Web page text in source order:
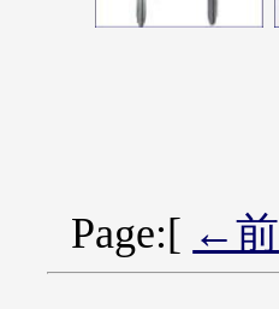
Page:[ ←前